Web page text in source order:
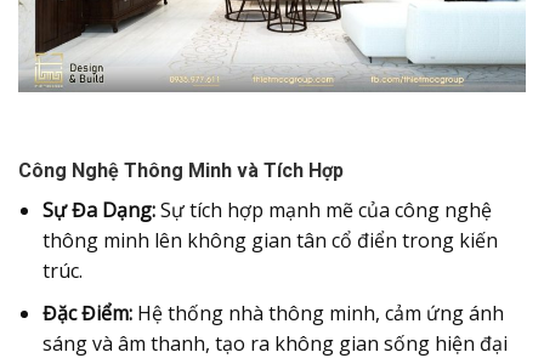
Công Nghệ Thông Minh và Tích Hợp
Sự Đa Dạng:Sự tích hợp mạnh mẽ của công nghệ
thông minh lên không gian tân cổ điển trong kiến
trúc.
Đặc Điểm: Hệ thống nhà thông minh, cảm ứng ánh
sáng và âm thanh, tạo ra không gian sống hiện đại